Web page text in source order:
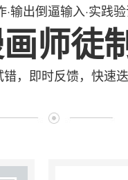
·输出倒逼输入·实践
师徒
错，即时反馈，快速